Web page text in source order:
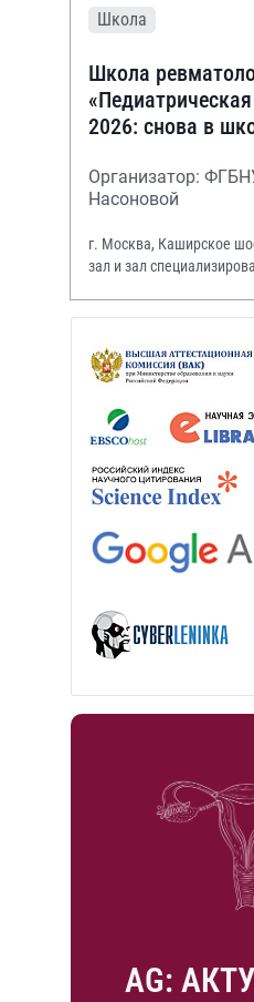
Школа
Школа
2026: снова в
Организатор:
Насоновой
г. Москва, Каширское
зал и зал
AG: